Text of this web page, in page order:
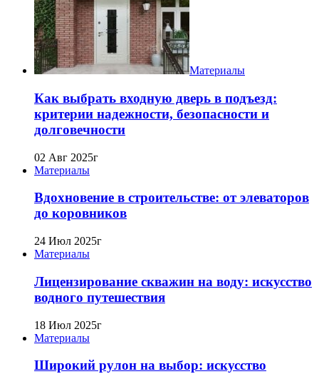
Материалы
Как выбрать входную дверь в подъезд:
критерии надежности, безопасности и
долговечности
02 Авг 2025г
Материалы
Вдохновение в строительстве: от элеваторов
до коровников
24 Июл 2025г
Материалы
Лицензирование скважин на воду: искусство
водного путешествия
18 Июл 2025г
Материалы
Широкий рулон на выбор: искусство